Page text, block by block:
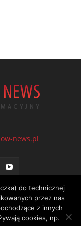
news.pl
portalu
do technicznej
przez nas
z innych
cookies, np.